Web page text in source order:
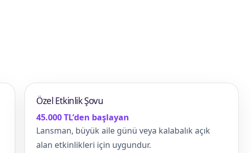
Özel Etkinlik Şovu
45.000 TL’den başlayan
Lansman, büyük aile günü veya kalabalık açık
alan etkinlikleri için uygundur.